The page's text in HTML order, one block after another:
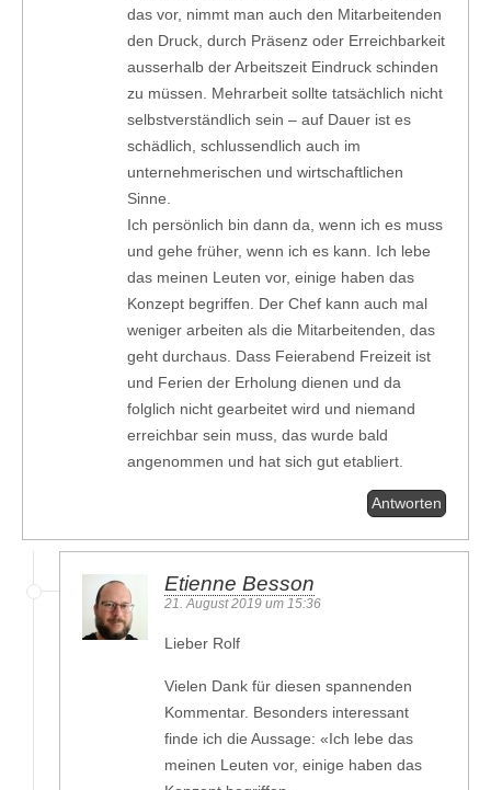
das vor, nimmt man auch den Mitarbeitenden
den Druck, durch Präsenz oder Erreichbarkeit
ausserhalb der Arbeitszeit Eindruck schinden
zu müssen. Mehrarbeit sollte tatsächlich nicht
selbstverständlich sein – auf Dauer ist es
schädlich, schlussendlich auch im
unternehmerischen und wirtschaftlichen
Sinne.
Ich persönlich bin dann da, wenn ich es muss
und gehe früher, wenn ich es kann. Ich lebe
das meinen Leuten vor, einige haben das
Konzept begriffen. Der Chef kann auch mal
weniger arbeiten als die Mitarbeitenden, das
geht durchaus. Dass Feierabend Freizeit ist
und Ferien der Erholung dienen und da
folglich nicht gearbeitet wird und niemand
erreichbar sein muss, das wurde bald
angenommen und hat sich gut etabliert.
Antworten
Etienne Besson
21. August 2019 um 15:36
Lieber Rolf
Vielen Dank für diesen spannenden
Kommentar. Besonders interessant
finde ich die Aussage: «Ich lebe das
meinen Leuten vor, einige haben das